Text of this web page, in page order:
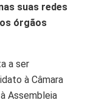
suas redes
órgãos
a ser
à Câmara
Assembleia